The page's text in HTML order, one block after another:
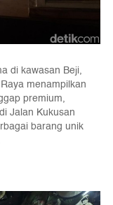
di kawasan Beji,
menampilkan
premium,
Jalan Kukusan
barang unik